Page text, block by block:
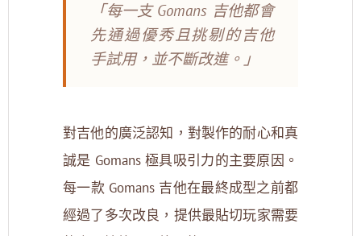
「每一支 Gomans 吉他都會
先通過優秀且挑剔的吉他
手試用，並不斷改進。」
對吉他的廣泛認知，對製作的耐心和真
誠是 Gomans 極具吸引力的主要原因。
每一款 Gomans 吉他在最終成型之前都
經過了多次改良，提供最貼切玩家需要